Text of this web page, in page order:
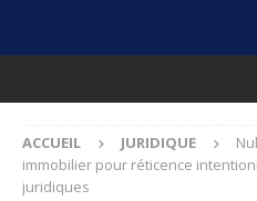
ACCUEIL JURIDIQUE
immobilier pour réticence
juridiques